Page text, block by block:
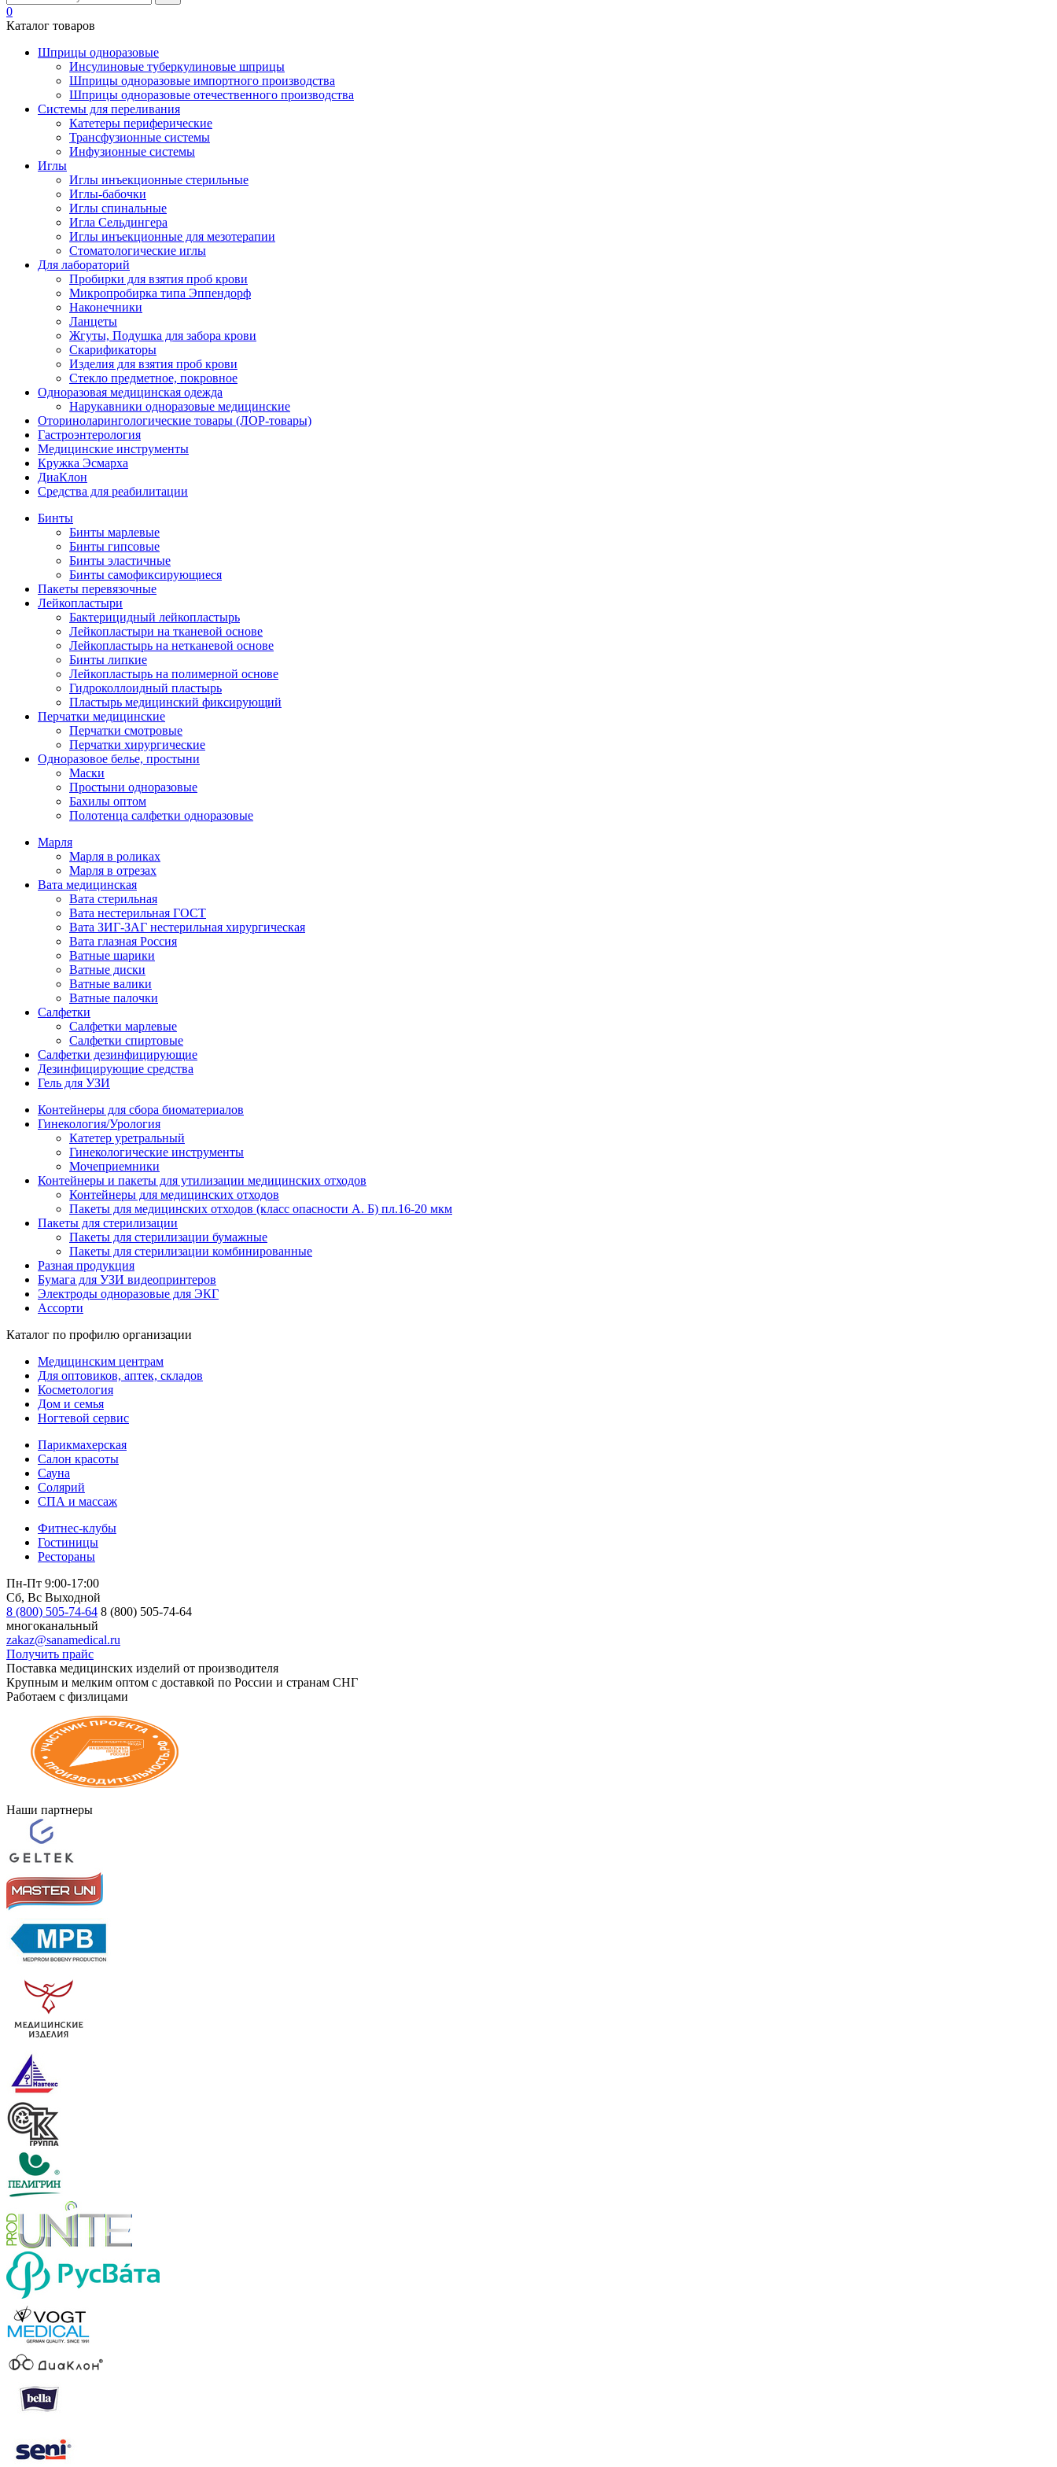
0
Каталог товаров
Шприцы одноразовые
Инсулиновые туберкулиновые шприцы
Шприцы одноразовые импортного производства
Шприцы одноразовые отечественного производства
Системы для переливания
Катетеры периферические
Трансфузионные системы
Инфузионные системы
Иглы
Иглы инъекционные стерильные
Иглы-бабочки
Иглы спинальные
Игла Сельдингера
Иглы инъекционные для мезотерапии
Стоматологические иглы
Для лабораторий
Пробирки для взятия проб крови
Микропробирка типа Эппендорф
Наконечники
Ланцеты
Жгуты, Подушка для забора крови
Скарификаторы
Изделия для взятия проб крови
Стекло предметное, покровное
Одноразовая медицинская одежда
Нарукавники одноразовые медицинские
Оториноларингологические товары (ЛОР-товары)
Гастроэнтерология
Медицинские инструменты
Кружка Эсмарха
ДиаКлон
Средства для реабилитации
Бинты
Бинты марлевые
Бинты гипсовые
Бинты эластичные
Бинты самофиксирующиеся
Пакеты перевязочные
Лейкопластыри
Бактерицидный лейкопластырь
Лейкопластыри на тканевой основе
Лейкопластырь на нетканевой основе
Бинты липкие
Лейкопластырь на полимерной основе
Гидроколлоидный пластырь
Пластырь медицинский фиксирующий
Перчатки медицинские
Перчатки смотровые
Перчатки хирургические
Одноразовое белье, простыни
Маски
Простыни одноразовые
Бахилы оптом
Полотенца салфетки одноразовые
Марля
Марля в роликах
Марля в отрезах
Вата медицинская
Вата стерильная
Вата нестерильная ГОСТ
Вата ЗИГ-ЗАГ нестерильная хирургическая
Вата глазная Россия
Ватные шарики
Ватные диски
Ватные валики
Ватные палочки
Салфетки
Салфетки марлевые
Салфетки спиртовые
Салфетки дезинфицирующие
Дезинфицирующие средства
Гель для УЗИ
Контейнеры для сбора биоматериалов
Гинекология/Урология
Катетер уретральный
Гинекологические инструменты
Мочеприемники
Контейнеры и пакеты для утилизации медицинских отходов
Контейнеры для медицинских отходов
Пакеты для медицинских отходов (класс опасности А. Б) пл.16-20 мкм
Пакеты для стерилизации
Пакеты для стерилизации бумажные
Пакеты для стерилизации комбинированные
Разная продукция
Бумага для УЗИ видеопринтеров
Электроды одноразовые для ЭКГ
Ассорти
Каталог по профилю организации
Медицинским центрам
Для оптовиков, аптек, складов
Косметология
Дом и семья
Ногтевой сервис
Парикмахерская
Салон красоты
Сауна
Солярий
СПА и массаж
Фитнес-клубы
Гостиницы
Рестораны
Пн-Пт 9:00-17:00
Сб, Вс Выходной
8 (800) 505-74-64 8 (800) 505-74-64
многоканальный
zakaz@sanamedical.ru
Получить прайс
Поставка медицинских изделий от производителя
Крупным и мелким оптом с доставкой по России и странам СНГ
Работаем с физлицами
Наши партнеры